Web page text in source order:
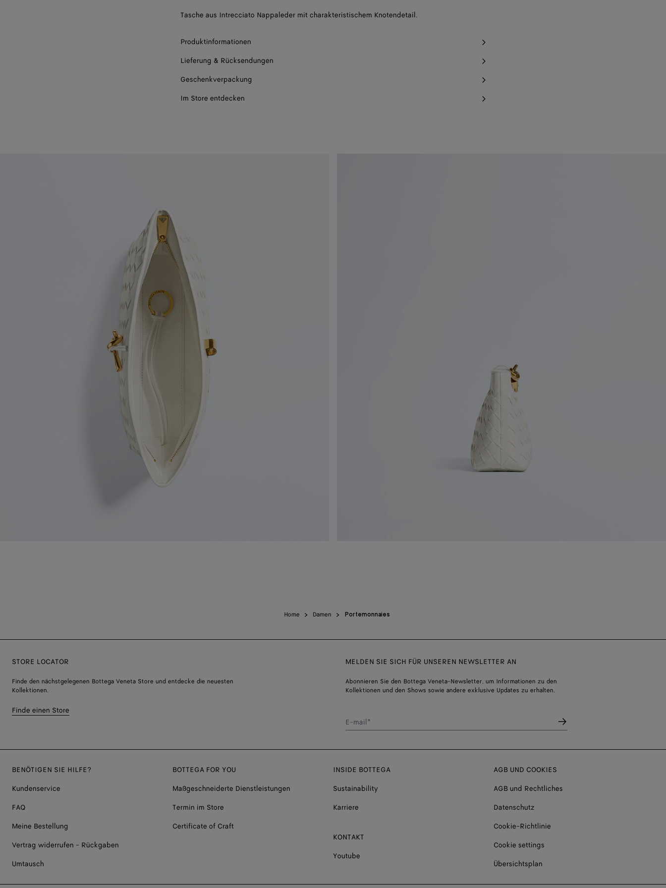
Tasche aus Intrecciato Nappaleder mit charakteristischem Knotendetail.
Produktinformationen
Lieferung & Rücksendungen
Geschenkverpackung
Im Store entdecken
Home Damen Portemonnaies
STORE LOCATOR
Finde den nächstgelegenen Bottega Veneta Store und entdecke die neuesten
Kollektionen.
Finde einen Store
MELDEN SIE SICH FÜR UNSEREN NEWSLETTER AN
Abonnieren Sie den Bottega Veneta-Newsletter, um Informationen zu den
Kollektionen und den Shows sowie andere exklusive Updates zu erhalten.
E-mail*
BENÖTIGEN SIE HILFE?
Kundenservice
FAQ
Meine Bestellung
Vertrag widerrufen - Rückgaben
Umtausch
BOTTEGA FOR YOU
Maßgeschneiderte Dienstleistungen
Termin im Store
Certificate of Craft
INSIDE BOTTEGA
Sustainability
Karriere
KONTAKT
Youtube
AGB UND COOKIES
AGB und Rechtliches
Datenschutz
Cookie-Richtlinie
Cookie settings
Übersichtsplan